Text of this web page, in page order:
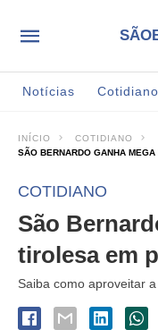
Notícias Cotidiano
INÍCIO
COTIDIANO
SÃO BERNARDO GANHA
COTIDIANO
São
tirolesa em
Saiba como aproveitar